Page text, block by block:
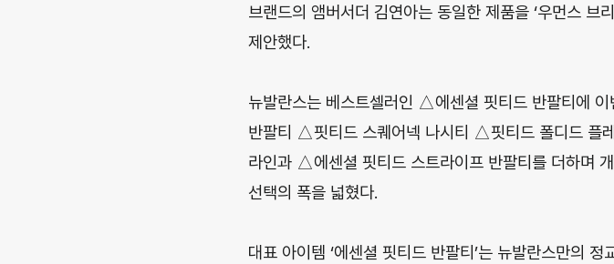
브랜드의 앰버서더 김연아는 동일한 제품을 ‘우먼스 브
제안했다.
뉴발란스는 베스트셀러인 △에센셜 핏티드 반팔티에
반팔티 △핏티드 스퀘어넥 나시티 △핏티드 폴디드 플
라인과 △에센셜 핏티드 스트라이프 반팔티를 더하며
선택의 폭을 넓혔다.
대표 아이템 ‘에센셜 핏티드 반팔티’는 뉴발란스만의